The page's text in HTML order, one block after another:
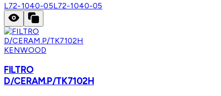
L72-1040-05L72-1040-05
KENWOOD
FILTRO
D/CERAM.P/TK7102H